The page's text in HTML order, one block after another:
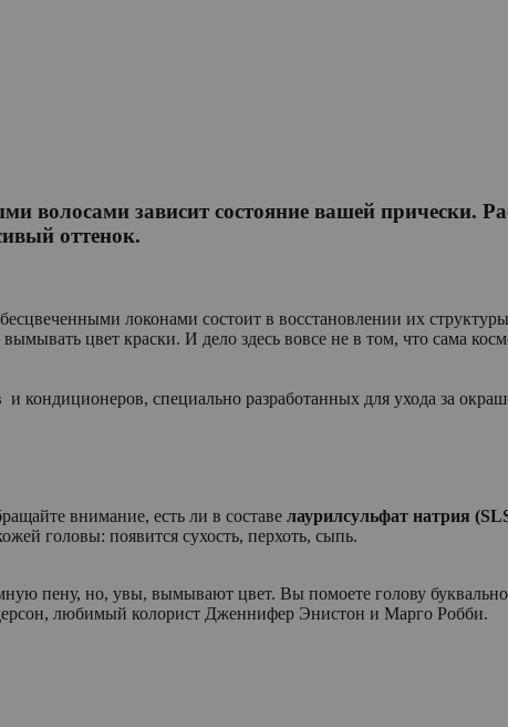
волосами зависит состояние вашей прически.
оттенок.
локонами состоит в восстановлении их
цвет краски. И дело здесь вовсе не в том, что сама
специально разработанных для ухода за
внимание, есть ли в составе лаурилсульфат натрия
головы: появится сухость, перхоть, сыпь.
пену, но, увы, вымывают цвет. Вы помоете голову буквально
любимый колорист Дженнифер Энистон и Марго Робби.